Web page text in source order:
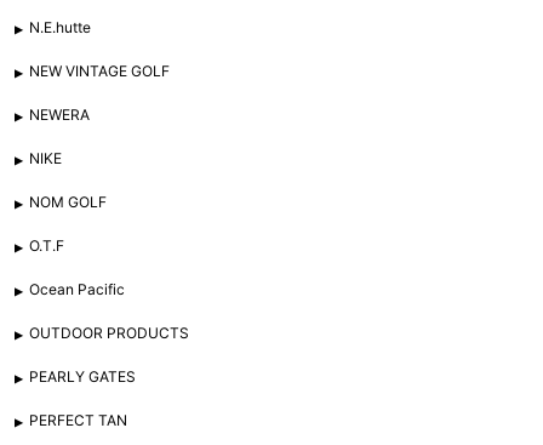
N.E.hutte
NEW VINTAGE GOLF
NEWERA
NIKE
NOM GOLF
O.T.F
Ocean Pacific
OUTDOOR PRODUCTS
PEARLY GATES
PERFECT TAN